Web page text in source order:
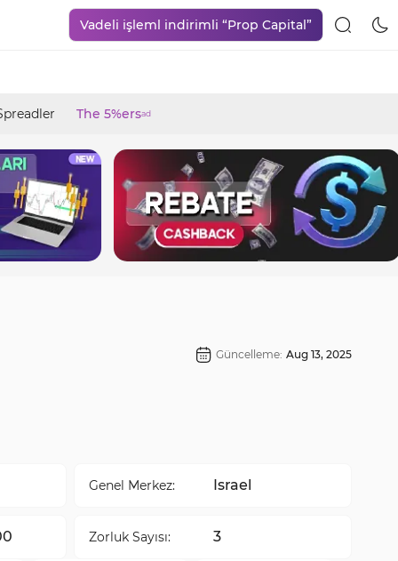
Vadeli işleml indirimli “Prop Capital”
The 5%ersad
Güncelleme: Aug 13, 2025
Genel Merkez: Israel
Zorluk Sayısı: 3